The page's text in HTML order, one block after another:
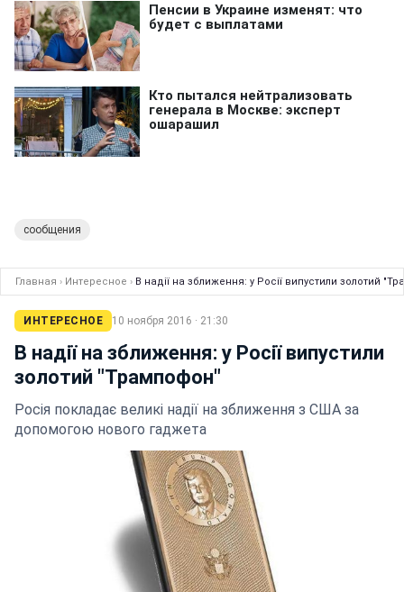
сообщения
Главная › Интересное › В надії на зближення: у Росії випустили золотий
ИНТЕРЕСНОЕ 10 ноября 2016 · 21:30
В надії на зближення: у Росії випустили
золотий "Трампофон"
Росія покладає великі надії на зближення з США за
допомогою нового гаджета